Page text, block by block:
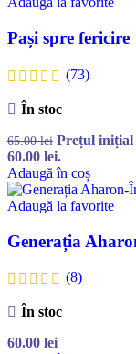
Pași spre fericire
(73)
În stoc
65.00lei Prețul inițial
60.00 lei.
Adaugă în coș
Adaugă la favorite
Generația
(8)
În stoc
60.00 lei